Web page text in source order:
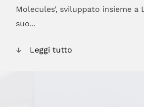
Molecules’, sviluppato insieme
suo...
Leggi tutto